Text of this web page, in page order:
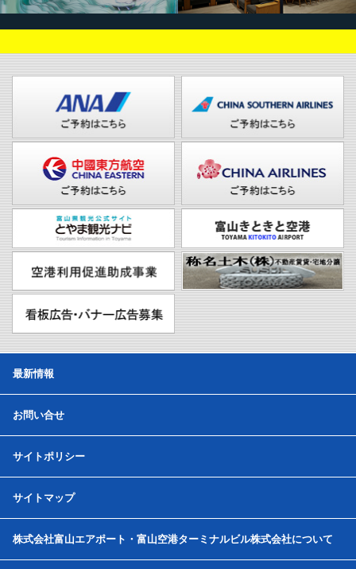
最新情報
お問い合せ
サイトポリシー
サイトマップ
株式会社富山エアポート・富山空港ターミナルビル株式会社について